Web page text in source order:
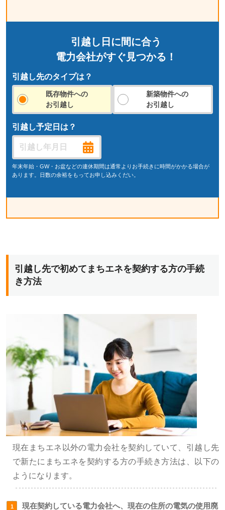
引越し日に間に合う
電力会社がすぐ見つかる！
引越し先のタイプは？
既存物件への
お引越し
新築物件への
お引越し
引越し予定日は？
年末年始・GW・お盆などの連休期間は通常よりお手続きに時間がかかる場合が
あります。日数の余裕をもってお申し込みくだい。
引越し先で初めてまちエネを契約する方の手続
き方法
現在まちエネ以外の電力会社を契約していて、引越し先
で新たにまちエネを契約する方の手続き方法は、以下の
ようになります。
現在契約している電力会社へ、現在の住所の電気の使用廃